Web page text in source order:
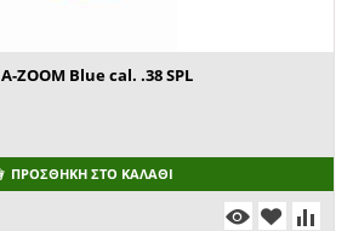
ZOOM Blue cal. .38 SPL
ΠΡΟΣΘΉΚΗ ΣΤΟ ΚΑΛΆΘΙ